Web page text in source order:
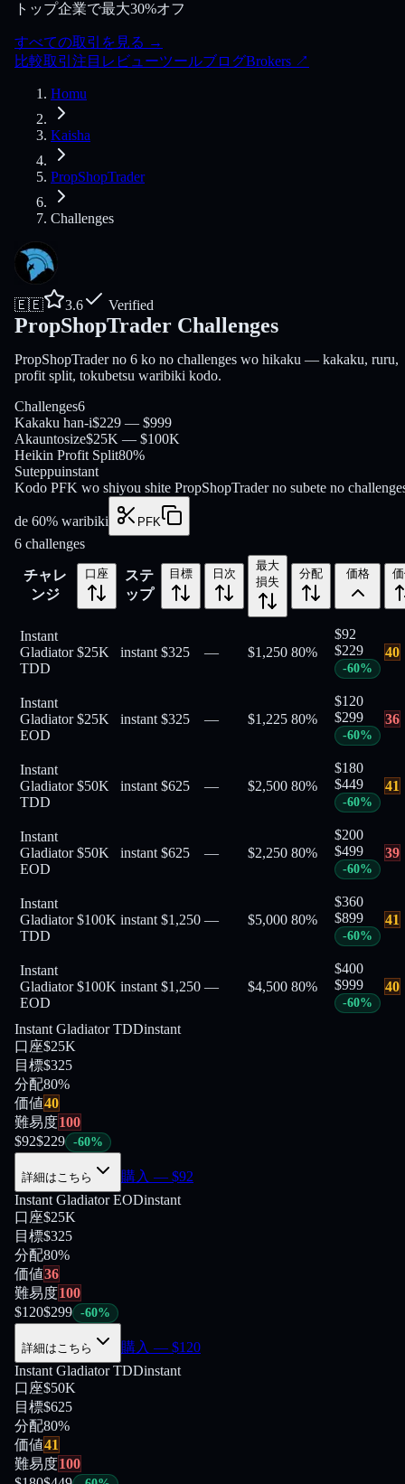
トップ企業で最大30%オフ
すべての取引を見る →
比較取引 注目 レビューツールブログBrokers ↗
Homu
Kaisha
PropShopTrader
Challenges
🇪🇪 3.6 Verified
PropShopTrader Challenges
PropShopTrader no 6 ko no challenges wo hikaku — kakaku, ruru,
profit split, tokubetsu waribiki kodo.
Challenges6
Kakaku han-i$229 — $999
Akauntosize$25K — $100K
Heikin Profit Split80%
Suteppuinstant
Kodo PFK wo shiyou shite PropShopTrader no subete no
de 60% waribiki PFK
6 challenges
チャレ
ンジ
口座
ステ
ップ
目標 日次
最大
損失
分配 価格
Instant
Gladiator
TDD
$25K instant $325 — $1,250 80%
$92
$229
-60%
40
Instant
Gladiator
EOD
$25K instant $325 — $1,225 80%
$120
$299
-60%
36
Instant
Gladiator
TDD
$50K instant $625 — $2,500 80%
$180
$449
-60%
41
Instant
Gladiator
EOD
$50K instant $625 — $2,250 80%
$200
$499
-60%
39
Instant
Gladiator
TDD
$100K instant $1,250 — $5,000 80%
$360
$899
-60%
41
Instant
Gladiator
EOD
$100K instant $1,250 — $4,500 80%
$400
$999
-60%
40
Instant Gladiator TDDinstant
口座$25K
目標$325
分配80%
価値40
難易度100
$92$229 -60%
詳細はこちら 購入 — $92
Instant Gladiator EODinstant
口座$25K
目標$325
分配80%
価値36
難易度100
$120$299 -60%
詳細はこちら 購入 — $120
Instant Gladiator TDDinstant
口座$50K
目標$625
分配80%
価値41
難易度100